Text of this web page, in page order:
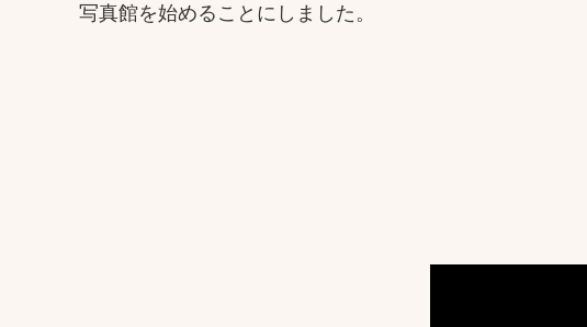
写真館を始めることにしました。